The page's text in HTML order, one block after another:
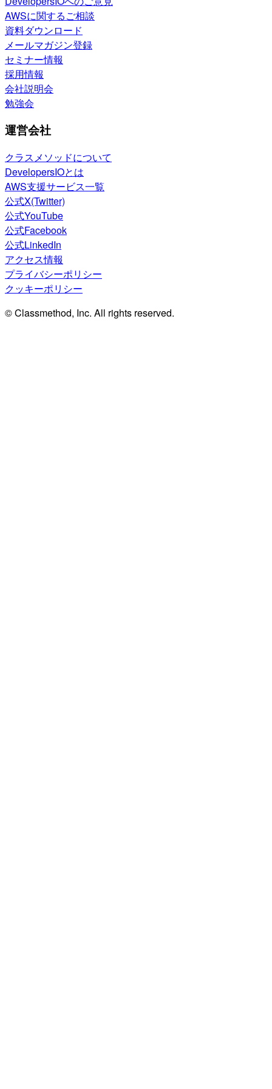
AWSに関するご相談
資料ダウンロード
メールマガジン登録
セミナー情報
採用情報
会社説明会
勉強会
運営会社
クラスメソッドについて
DevelopersIOとは
AWS支援サービス一覧
公式X(Twitter)
公式YouTube
公式Facebook
公式LinkedIn
アクセス情報
プライバシーポリシー
クッキーポリシー
© Classmethod, Inc. All rights reserved.